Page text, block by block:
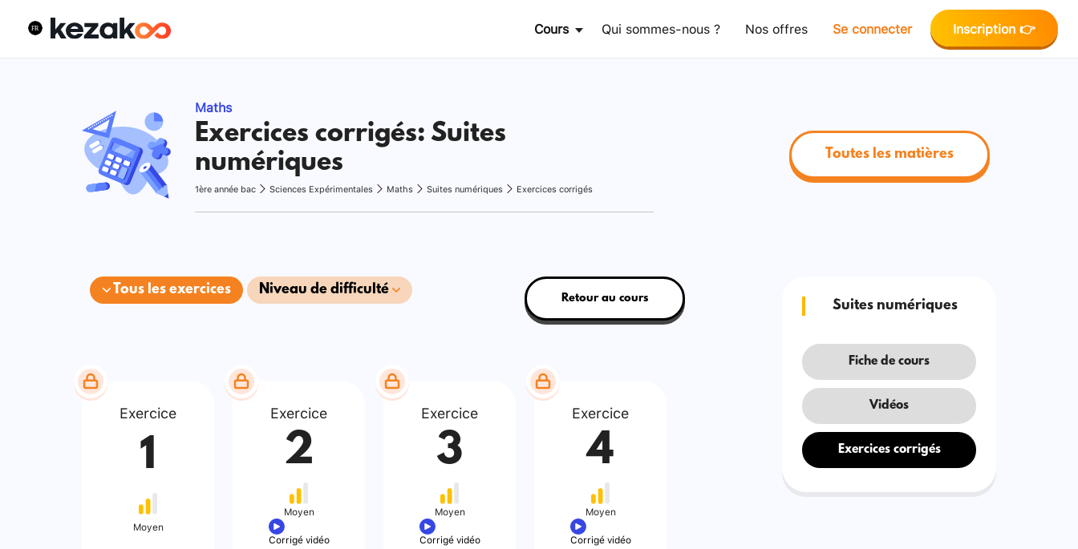
Cours Qui sommes-nous ? Nos offres Se connecter Inscription 👉
Maths
Exercices corrigés: Suites
numériques
1ère année bac Sciences Expérimentales Maths Suites numériques Exercices corrigés
Toutes les matières
Tous les exercices Niveau de difficulté
Retour au cours
Exercice
1
Moyen
Exercice
2
Moyen
Corrigé vidéo
Exercice
3
Moyen
Corrigé vidéo
Exercice
4
Moyen
Corrigé vidéo
Suites numériques
Fiche de cours
Vidéos
Exercices corrigés